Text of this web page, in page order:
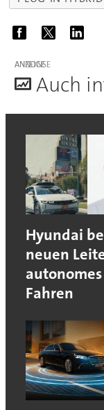
ANZEIGE
Auch
Hyundai
neuen
autonomes
Fahren